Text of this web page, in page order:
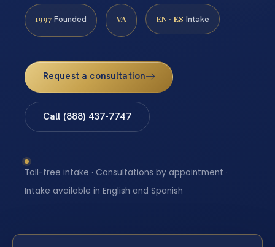
1997 Founded VA EN · ES Intake
Request a consultation
Call (888) 437-7747
Toll-free intake · Consultations by appointment ·
Intake available in English and Spanish